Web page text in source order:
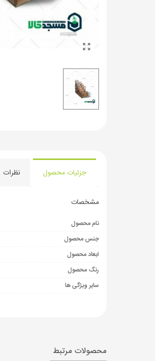
جزئیات محصول نظرات
مشخصات
نام محصول
جنس محصول
ابعاد محصول
رنگ محصول
سایر ویژگی ها
محصولات مرتبط